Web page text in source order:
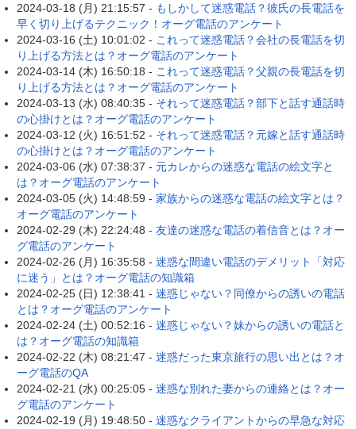
2024-03-18 (月) 21:15:57 - もしかして迷惑電話？彼氏の長電話を
早く切り上げるテクニック！オーグ電話のアンケート
2024-03-16 (土) 10:01:02 - これって迷惑電話？会社の長電話を切
り上げる方法とは？オーグ電話のアンケート
2024-03-14 (木) 16:50:18 - これって迷惑電話？父親の長電話を切
り上げる方法とは？オーグ電話のアンケート
2024-03-13 (水) 08:40:35 - それって迷惑電話？部下と話す通話時
の心掛けとは？オーグ電話のアンケート
2024-03-12 (火) 16:51:52 - それって迷惑電話？元嫁と話す通話時
の心掛けとは？オーグ電話のアンケート
2024-03-06 (水) 07:38:37 - 元カレからの迷惑な電話の絵文字と
は？オーグ電話のアンケート
2024-03-05 (火) 14:48:59 - 家族からの迷惑な電話の絵文字とは？
オーグ電話のアンケート
2024-02-29 (木) 22:24:48 - 友達の迷惑な電話の着信音とは？オー
グ電話のアンケート
2024-02-26 (月) 16:35:58 - 迷惑な間違い電話のデメリット「対応
に迷う」とは？オーグ電話の知識箱
2024-02-25 (日) 12:38:41 - 迷惑じゃない？同僚からの誘いの電話
とは？オーグ電話のアンケート
2024-02-24 (土) 00:52:16 - 迷惑じゃない？妹からの誘いの電話と
は？オーグ電話の知識箱
2024-02-22 (木) 08:21:47 - 迷惑だった東京旅行の思い出とは？オ
ーグ電話のQA
2024-02-21 (水) 00:25:05 - 迷惑な別れた妻からの連絡とは？オー
グ電話のアンケート
2024-02-19 (月) 19:48:50 - 迷惑なクライアントからの早急な対応